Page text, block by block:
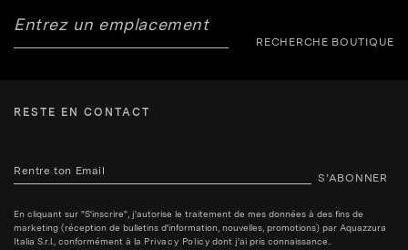
RECHERCHE BOUTIQUE
RESTE EN CONTACT
S’ABONNER
En cliquant sur "S'inscrire", j'autorise le traitement de mes données à des fins de
marketing (réception de bulletins d'information, nouvelles, promotions) par Aquazzura
Italia S.r.l., conformément à la Privacy Policy dont j'ai pris connaissance..